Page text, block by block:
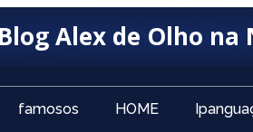
Blog Alex de Olho na
famosos HOME